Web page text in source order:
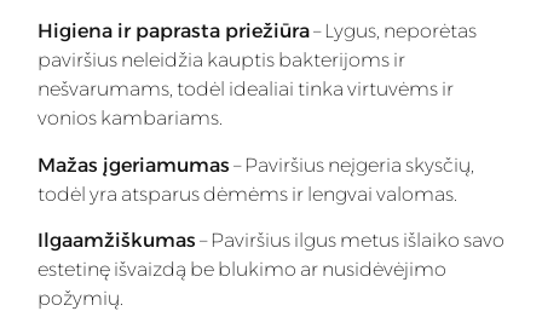
Higiena ir paprasta priežiūra– Lygus, neporėtas
paviršius neleidžia kauptis bakterijoms ir
nešvarumams, todėl idealiai tinka virtuvėms ir
vonios kambariams.
Mažas įgeriamumas – Paviršius neįgeria skysčių,
todėl yra atsparus dėmėms ir lengvai valomas.
Ilgaamžiškumas – Paviršius ilgus metus išlaiko savo
estetinę išvaizdą be blukimo ar nusidėvėjimo
požymių.